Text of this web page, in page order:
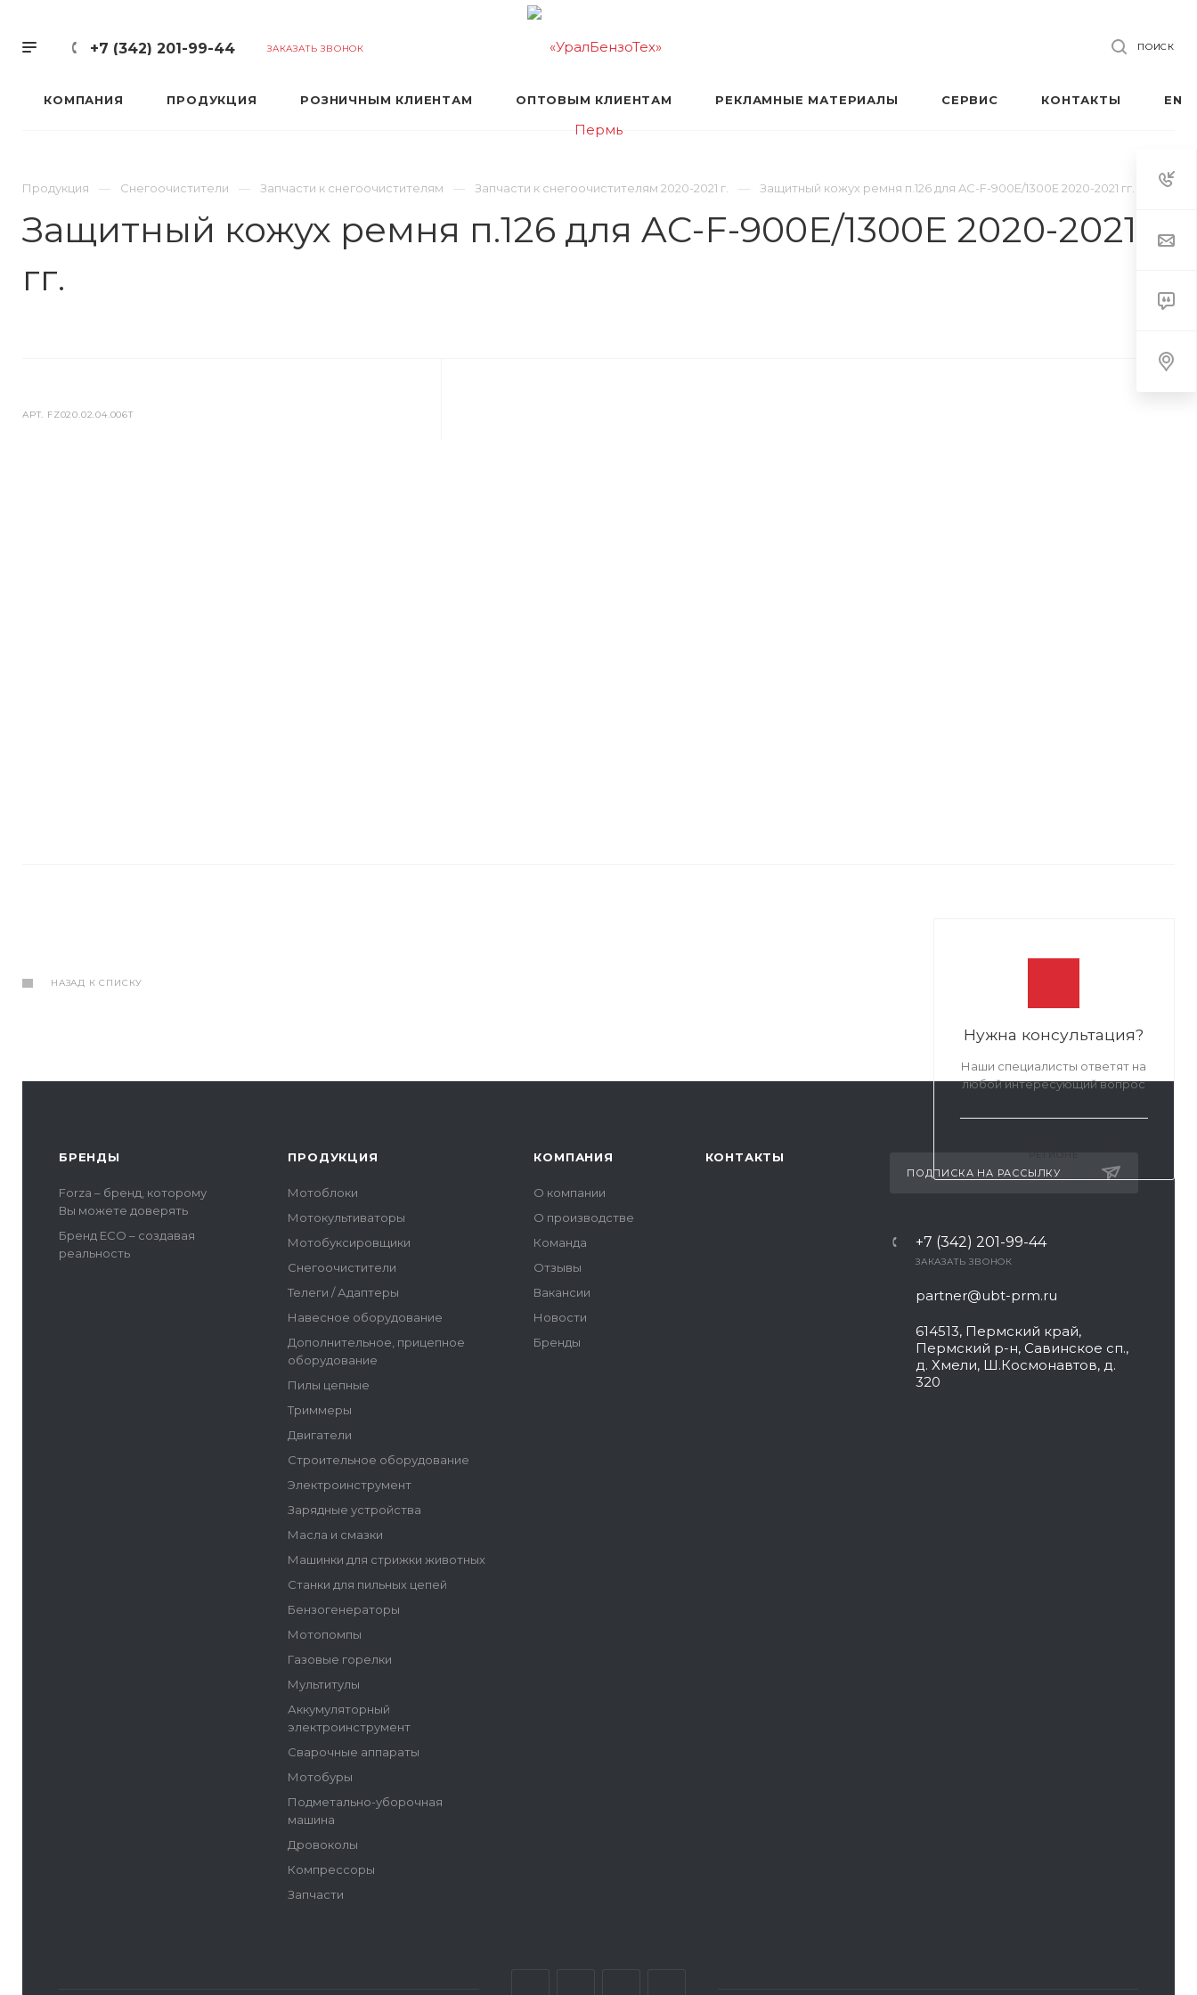
+7 (342) 201-99-44 ЗАКАЗАТЬ ЗВОНОК ПОИСК
КОМПАНИЯ ПРОДУКЦИЯ РОЗНИЧНЫМ КЛИЕНТАМ ОПТОВЫМ КЛИЕНТАМ РЕКЛАМНЫЕ МАТЕРИАЛЫ СЕРВИС КОНТАКТЫ EN
Продукция Снегоочистители Запчасти к снегоочистителям Запчасти к снегоочистителям 2020-2021 г. Защитный кожух ремня п.126 для AC-F-900E/1300E 2020-2021 гг.
Защитный кожух ремня п.126 для AC-F-900E/1300E 2020-2021
гг.
АРТ. FZ020.02.04.006T
Нужна консультация?
Наши специалисты ответят на
любой интересующий вопрос
НАЗАД К СПИСКУ
БРЕНДЫ
Forza – бренд, которому
Вы можете доверять
Бренд ECO – создавая
реальность
ПРОДУКЦИЯ
Мотоблоки
Мотокультиваторы
Мотобуксировщики
Снегоочистители
Телеги / Адаптеры
Навесное оборудование
Дополнительное, прицепное
оборудование
Пилы цепные
Триммеры
Двигатели
Строительное оборудование
Электроинструмент
Зарядные устройства
Масла и смазки
Машинки для стрижки животных
Станки для пильных цепей
Бензогенераторы
Мотопомпы
Газовые горелки
Мультитулы
Аккумуляторный
электроинструмент
Сварочные аппараты
Мотобуры
Подметально-уборочная
машина
Дровоколы
Компрессоры
Запчасти
КОМПАНИЯ
О компании
О производстве
Команда
Отзывы
Вакансии
Новости
Бренды
КОНТАКТЫ
ПОДПИСКА НА РАССЫЛКУ
+7 (342) 201-99-44
ЗАКАЗАТЬ ЗВОНОК
partner@ubt-prm.ru
614513, Пермский край,
Пермский р-н, Савинское сп.,
д. Хмели, Ш.Космонавтов, д.
320